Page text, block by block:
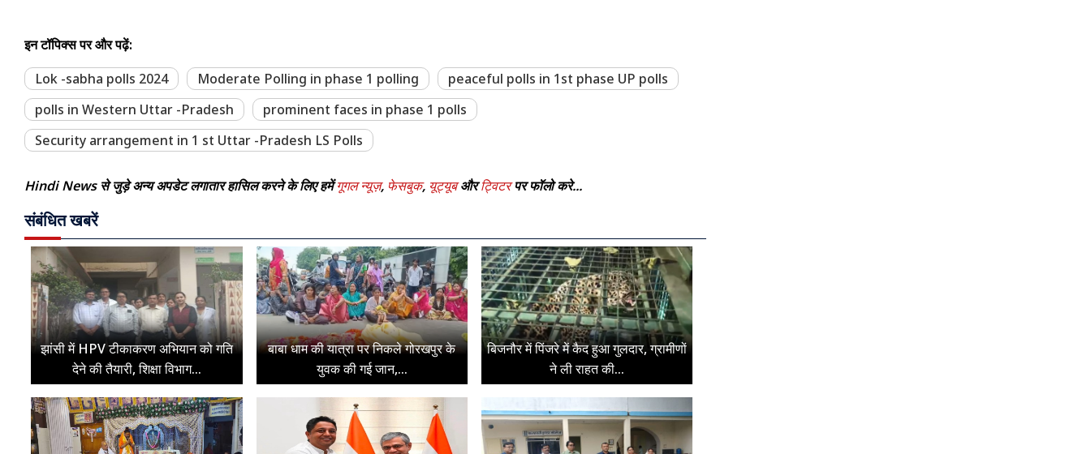
इन टॉपिक्स पर और पढ़ें:
Lok -sabha polls 2024
Moderate Polling in phase 1 polling
peaceful polls in 1st phase UP polls
polls in Western Uttar -Pradesh
prominent faces in phase 1 polls
Security arrangement in 1 st Uttar -Pradesh LS Polls
Hindi News से जुड़े अन्य अपडेट लगातार हासिल करने के लिए हमेंगूगल न्यूज़, फेसबुक, यूट्यूबऔरट्विटरपर फॉलो करे...
संबंधित खबरें
झांसी में HPV टीकाकरण अभियान को गति
देने की तैयारी, शिक्षा विभाग...
बाबा धाम की यात्रा पर निकले गोरखपुर के
युवक की गई जान,...
बिजनौर में पिंजरे में कैद हुआ गुलदार, ग्रामीणों
ने ली राहत की...